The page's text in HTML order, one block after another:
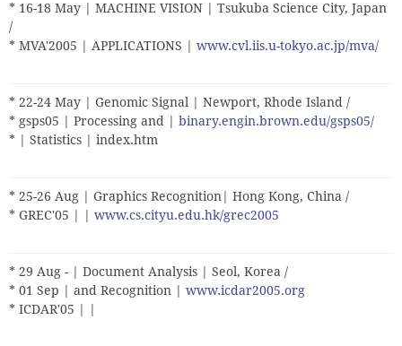
* 16-18 May | MACHINE VISION | Tsukuba Science City, Japan
/
* MVA'2005 | APPLICATIONS | www.cvl.iis.u-tokyo.ac.jp/mva/
* 22-24 May | Genomic Signal | Newport, Rhode Island /
* gsps05 | Processing and | binary.engin.brown.edu/gsps05/
* | Statistics | index.htm
* 25-26 Aug | Graphics Recognition| Hong Kong, China /
* GREC'05 | | www.cs.cityu.edu.hk/grec2005
* 29 Aug - | Document Analysis | Seol, Korea /
* 01 Sep | and Recognition | www.icdar2005.org
* ICDAR'05 | |